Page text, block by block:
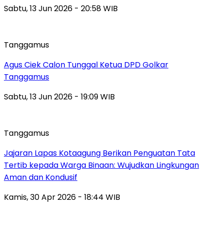
Sabtu, 13 Jun 2026 - 20:58 WIB
Tanggamus
Agus Ciek Calon Tunggal Ketua DPD Golkar
Tanggamus
Sabtu, 13 Jun 2026 - 19:09 WIB
Tanggamus
Jajaran Lapas Kotaagung Berikan Penguatan Tata
Tertib kepada Warga Binaan: Wujudkan Lingkungan
Aman dan Kondusif
Kamis, 30 Apr 2026 - 18:44 WIB